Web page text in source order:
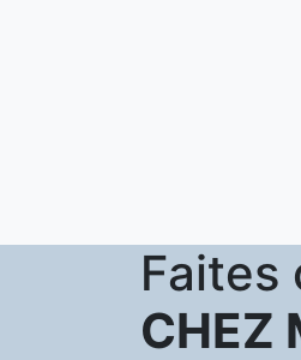
Faites
CHEZ